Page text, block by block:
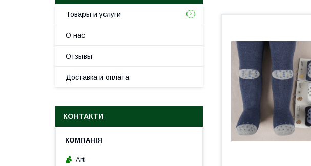
Товары и услуги
О нас
Отзывы
Доставка и оплата
КОНТАКТИ
Arti